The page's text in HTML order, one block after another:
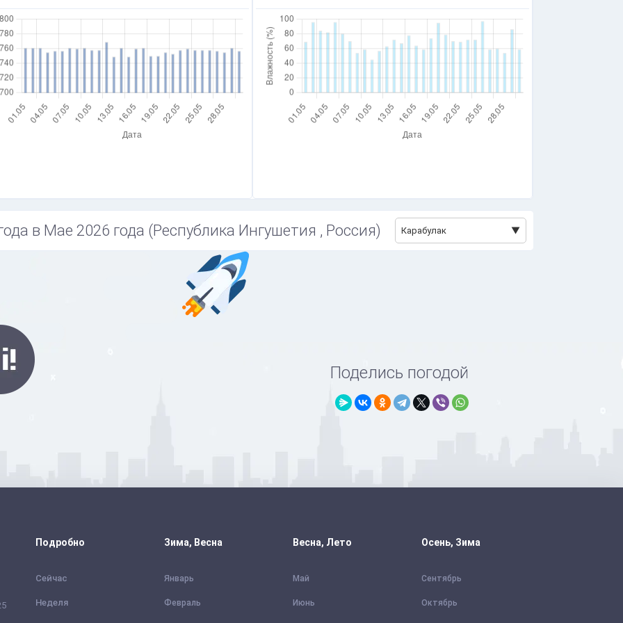
в Мае 2026 года (Республика Ингушетия , Россия) Карабулак
Поделись погодой
Подробно
Сейчас
Неделя
Зима, Весна
Январь
Февраль
Весна, Лето
Май
Июнь
Осень, Зима
Сентябрь
Октябрь